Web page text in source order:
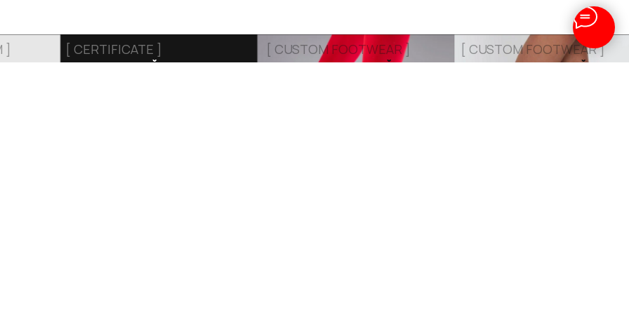
]
[ CERTIFICATE ]
ПОДАРОЧНЫЙ
[ CUSTOM FOOTWEAR ]
ИНДИВИДУАЛЬНЫЙ
[ CUSTOM FOOTWEAR ]
ИНДИВИДУАЛЬНЫЙ